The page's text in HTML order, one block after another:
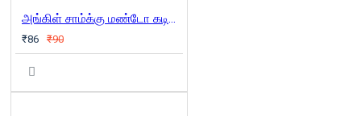
அங்கிள் சாம்க்கு மண்டோ கடிதம்
₹86 ₹90